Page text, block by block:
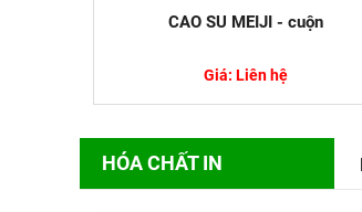
CAO SU MEIJI - cuộn
Giá: Liên hệ
HÓA CHẤT IN